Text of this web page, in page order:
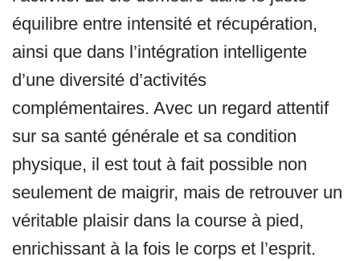
équilibre entre intensité et récupération,
ainsi que dans l’intégration intelligente
d’une diversité d’activités
complémentaires. Avec un regard attentif
sur sa santé générale et sa condition
physique, il est tout à fait possible non
seulement de maigrir, mais de retrouver un
véritable plaisir dans la course à pied,
enrichissant à la fois le corps et l’esprit.